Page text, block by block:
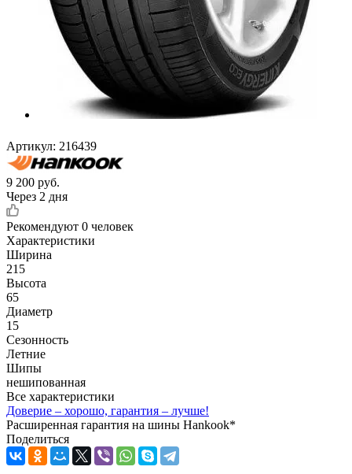
Артикул: 216439
9 200 руб.
Через 2 дня
Рекомендуют 0 человек
Характеристики
Ширина
215
Высота
65
Диаметр
15
Сезонность
Летние
Шипы
нешипованная
Все характеристики
Доверие – хорошо, гарантия – лучше!
Расширенная гарантия на шины Hankook*
Поделиться